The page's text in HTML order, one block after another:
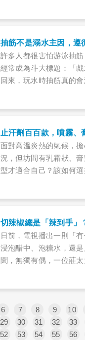
抽筋不是溺水主因，遵
許多人都很害怕游泳抽
經常成為斗大標題：「
回來，玩水時抽筋真的會
止汗劑百百款，噴霧
面對高溫炎熱的氣候，
況，但坊間有乳霜狀、
型才適合自己？該如何
切辣椒總是「辣到手」
日前，電視播出一則「
浸泡醋中、泡糖水，還
聞，無獨有偶，一位莊
到像被火灼燒一樣，浸
6 7 8 9 10
29 30 31 32 33
52 53 54 55 56